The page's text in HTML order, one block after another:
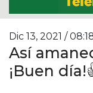
Dic 13, 2021 /
Así
¡Buen